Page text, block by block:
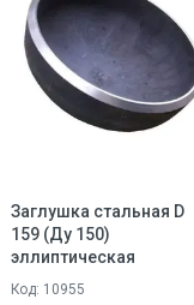
Заглушка стальная D
159 (Ду 150)
эллиптическая
Код: 10955